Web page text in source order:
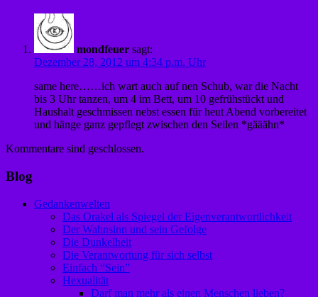
mondfeuer sagt:
Dezember 28, 2012 um 4:34 p.m. Uhr
same here……ich wart auch auf nen Schub, war die Nacht
bis 3 Uhr tanzen, um 4 im Bett, um 10 gefrühstückt und
Haushalt geschmissen nebst essen für heut Abend vorbereitet
und hänge ganz gepflegt zwischen den Seilen *gääähn*
Kommentare sind geschlossen.
Blog
Gedankenwelten
Das Orakel als Spiegel der Eigenverantwortlichkeit
Der Wahnsinn und sein Gefolge
Die Dunkelheit
Die Verantwortung für sich selbst
Einfach “Sein”
Hexualität
Darf man mehr als einen Menschen lieben?